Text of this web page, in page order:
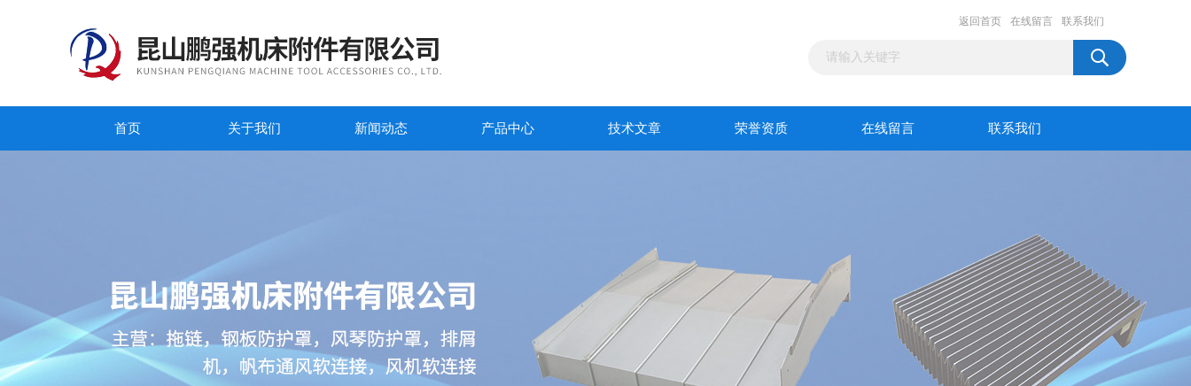
返回首页 在线留言 联系我们
首页 关于我们 新闻动态 产品中心 技术文章 荣誉资质 在线留言 联系我们